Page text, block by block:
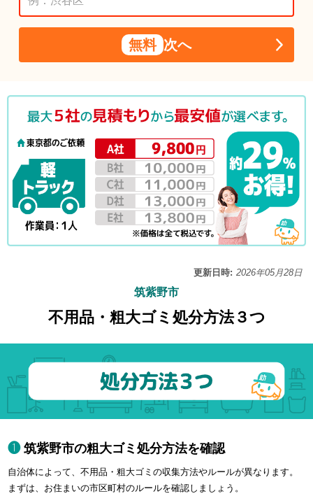
無料 次へ
更新日時: 2026年05月28日
筑紫野市
不用品・粗大ゴミ処分方法３つ
筑紫野市の粗大ゴミ処分方法を確認
自治体によって、不用品・粗大ゴミの収集方法やルールが異なります。
まずは、お住まいの市区町村のルールを確認しましょう。